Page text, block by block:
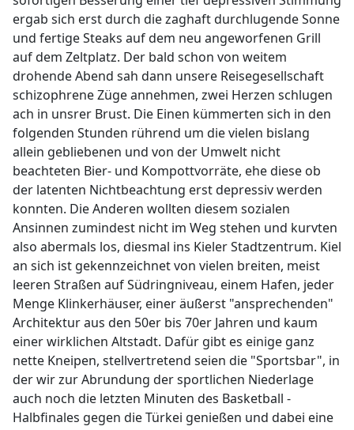
ergab sich erst durch die zaghaft durchlugende Sonne
und fertige Steaks auf dem neu angeworfenen Grill
auf dem Zeltplatz. Der bald schon von weitem
drohende Abend sah dann unsere Reisegesellschaft
schizophrene Züge annehmen, zwei Herzen schlugen
ach in unsrer Brust. Die Einen kümmerten sich in den
folgenden Stunden rührend um die vielen bislang
allein gebliebenen und von der Umwelt nicht
beachteten Bier- und Kompottvorräte, ehe diese ob
der latenten Nichtbeachtung erst depressiv werden
konnten. Die Anderen wollten diesem sozialen
Ansinnen zumindest nicht im Weg stehen und kurvten
also abermals los, diesmal ins Kieler Stadtzentrum. Kiel
an sich ist gekennzeichnet von vielen breiten, meist
leeren Straßen auf Südringniveau, einem Hafen, jeder
Menge Klinkerhäuser, einer äußerst "ansprechenden"
Architektur aus den 50er bis 70er Jahren und kaum
einer wirklichen Altstadt. Dafür gibt es einige ganz
nette Kneipen, stellvertretend seien die "Sportsbar", in
der wir zur Abrundung der sportlichen Niederlage
auch noch die letzten Minuten des Basketball -
Halbfinales gegen die Türkei genießen und dabei eine